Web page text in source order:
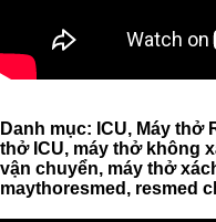
Danh mục: ICU, Máy thở
thở ICU, máy thở không
vận chuyển, máy thở
maythoresmed, resmed